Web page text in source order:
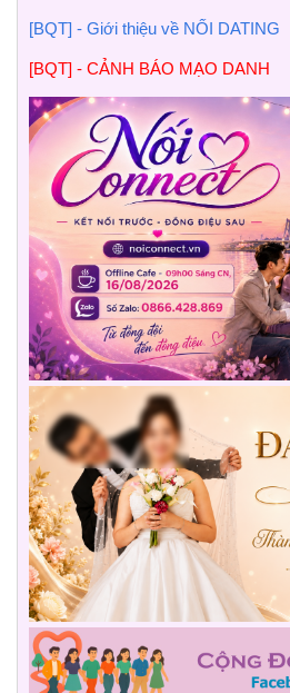
[BQT] - Giới thiệu về NỐI DATING
[BQT] - CẢNH BÁO MẠO DANH